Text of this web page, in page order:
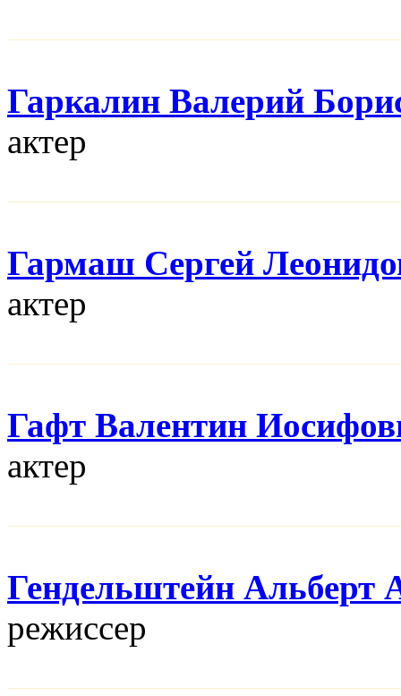
Гаркалин Валерий
актер
Гармаш Сергей
актер
Гафт Валентин
актер
Гендельштейн Альберт
режисcер